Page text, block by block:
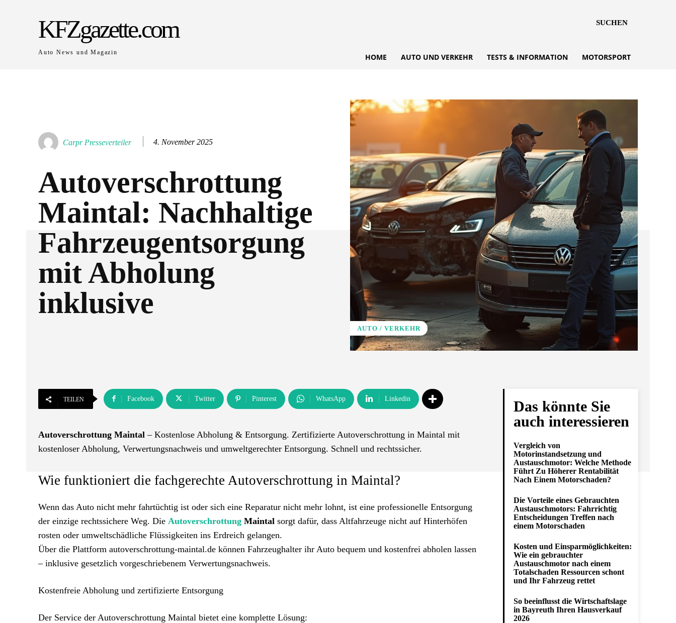
KFZgazette.com
Auto News und Magazin
SUCHEN
HOME AUTO UND VERKEHR TESTS & INFORMATION MOTORSPORT
Carpr Presseverteiler 4. November 2025
Autoverschrottung
Maintal: Nachhaltige
Fahrzeugentsorgung
mit Abholung
inklusive
AUTO / VERKEHR
TEILEN Facebook Twitter Pinterest WhatsApp Linkedin
Autoverschrottung Maintal – Kostenlose Abholung & Entsorgung. Zertifizierte Autoverschrottung in Maintal mit
kostenloser Abholung, Verwertungsnachweis und umweltgerechter Entsorgung. Schnell und rechtssicher.
Wie funktioniert die fachgerechte Autoverschrottung in Maintal?
Wenn das Auto nicht mehr fahrtüchtig ist oder sich eine Reparatur nicht mehr lohnt, ist eine professionelle Entsorgung
der einzige rechtssichere Weg. Die Autoverschrottung Maintal sorgt dafür, dass Altfahrzeuge nicht auf Hinterhöfen
rosten oder umweltschädliche Flüssigkeiten ins Erdreich gelangen.
Über die Plattform autoverschrottung-maintal.de können Fahrzeughalter ihr Auto bequem und kostenfrei abholen lassen
– inklusive gesetzlich vorgeschriebenem Verwertungsnachweis.
Kostenfreie Abholung und zertifizierte Entsorgung
Der Service der Autoverschrottung Maintal bietet eine komplette Lösung:
Das könnte Sie
auch interessieren
Vergleich von
Motorinstandsetzung und
Austauschmotor: Welche Methode
Führt Zu Höherer Rentabilität
Nach Einem Motorschaden?
Die Vorteile eines Gebrauchten
Austauschmotors: Fahrrichtig
Entscheidungen Treffen nach
einem Motorschaden
Kosten und Einsparmöglichkeiten:
Wie ein gebrauchter
Austauschmotor nach einem
Totalschaden Ressourcen schont
und Ihr Fahrzeug rettet
So beeinflusst die Wirtschaftslage
in Bayreuth Ihren Hausverkauf
2026